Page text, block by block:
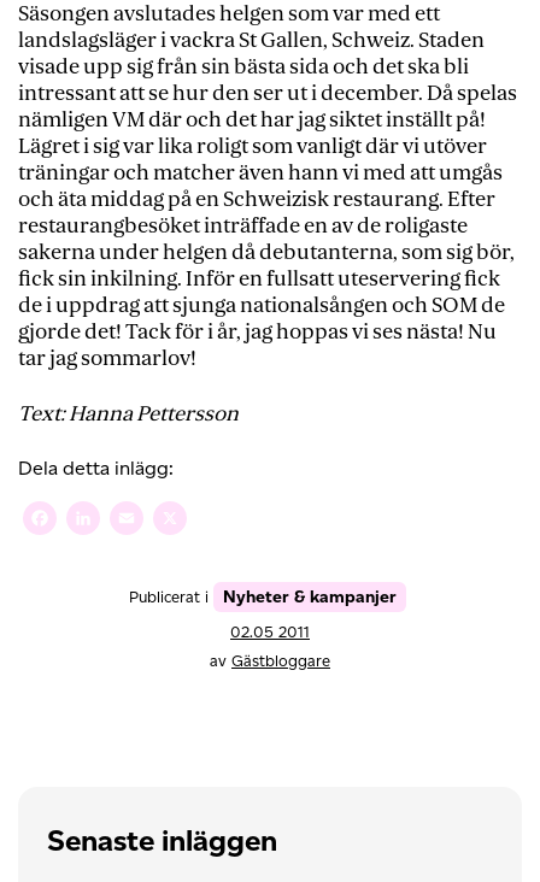
Säsongen avslutades helgen som var med ett
landslagsläger i vackra St Gallen, Schweiz. Staden
visade upp sig från sin bästa sida och det ska bli
intressant att se hur den ser ut i december. Då spelas
nämligen VM där och det har jag siktet inställt på!
Lägret i sig var lika roligt som vanligt där vi utöver
träningar och matcher även hann vi med att umgås
och äta middag på en Schweizisk restaurang. Efter
restaurangbesöket inträffade en av de roligaste
sakerna under helgen då debutanterna, som sig bör,
fick sin inkilning. Inför en fullsatt uteservering fick
de i uppdrag att sjunga nationalsången och SOM de
gjorde det! Tack för i år, jag hoppas vi ses nästa! Nu
tar jag sommarlov!
Text: Hanna Pettersson
Dela detta inlägg:
Facebook
LinkedIn
Email
Publicerat i Nyheter & kampanjer
02.05 2011
av Gästbloggare
Senaste inläggen